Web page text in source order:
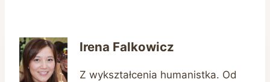
Irena Falkowicz
Z wykształcenia humanistka. Od